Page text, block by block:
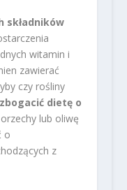
składników
witamin i
zawierać
czy rośliny
dietę o
lub oliwę
o
z